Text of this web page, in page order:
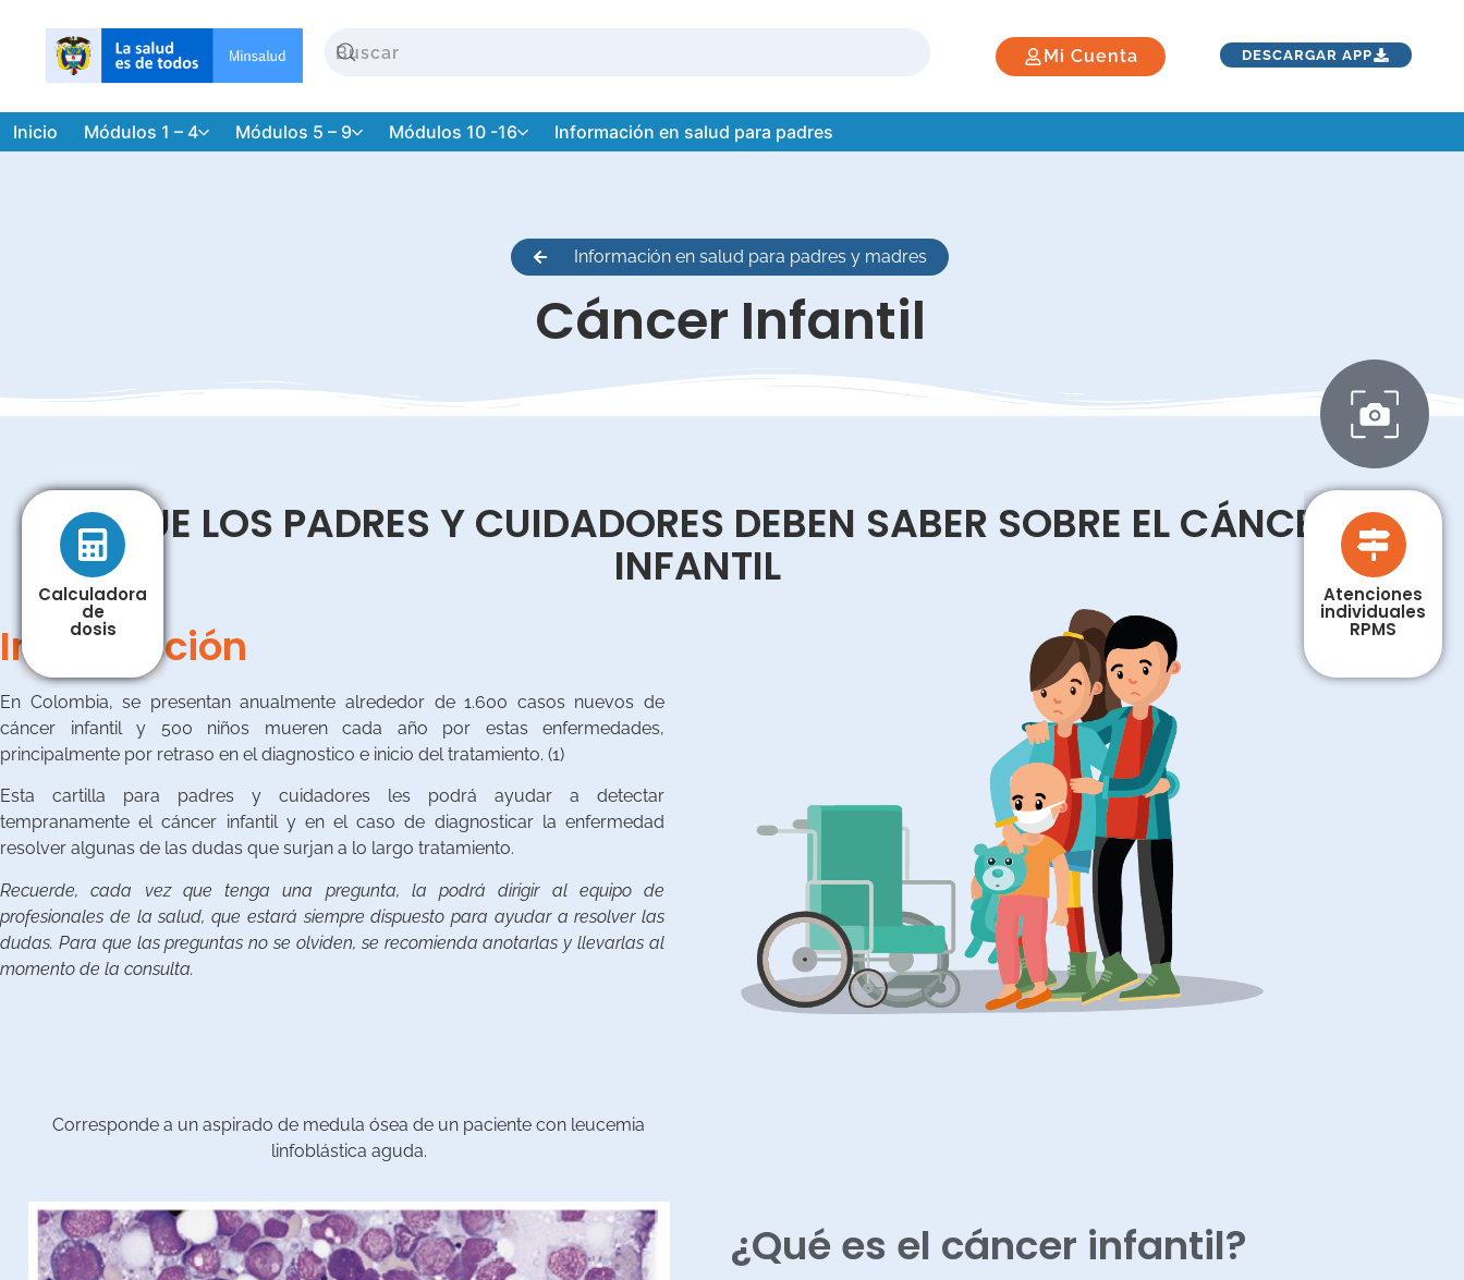
Mi Cuenta DESCARGAR APP
Inicio Módulos 1 – 4 Módulos 5 – 9 Módulos 10 -16 Información en salud para padres
Información en salud para padres y madres
Cáncer Infantil
LO QUE LOS PADRES Y CUIDADORES DEBEN SABER SOBRE EL CÁNCER
INFANTIL
Introducción
En Colombia, se presentan anualmente alrededor de 1.600 casos nuevos de
cáncer infantil y 500 niños mueren cada año por estas enfermedades,
principalmente por retraso en el diagnostico e inicio del tratamiento. (1)
Esta cartilla para padres y cuidadores les podrá ayudar a detectar
tempranamente el cáncer infantil y en el caso de diagnosticar la enfermedad
resolver algunas de las dudas que surjan a lo largo tratamiento.
Recuerde, cada vez que tenga una pregunta, la podrá dirigir al equipo de
profesionales de la salud, que estará siempre dispuesto para ayudar a resolver las
dudas. Para que las preguntas no se olviden, se recomienda anotarlas y llevarlas al
momento de la consulta.
Corresponde a un aspirado de medula ósea de un paciente con leucemia
linfoblástica aguda.
¿Qué es el cáncer infantil?
Calculadora
de
dosis
Calculadora
de
dosis
Atenciones
individuales
RPMS